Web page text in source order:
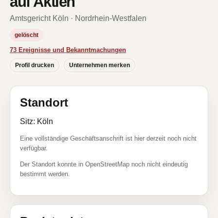
Amtsgericht Köln · Nordrhein-Westfalen
gelöscht
73 Ereignisse und Bekanntmachungen
Profil drucken Unternehmen merken
Standort
Sitz: Köln
Eine vollständige Geschäftsanschrift ist hier derzeit noch nicht
verfügbar.
Der Standort konnte in OpenStreetMap noch nicht eindeutig
bestimmt werden.